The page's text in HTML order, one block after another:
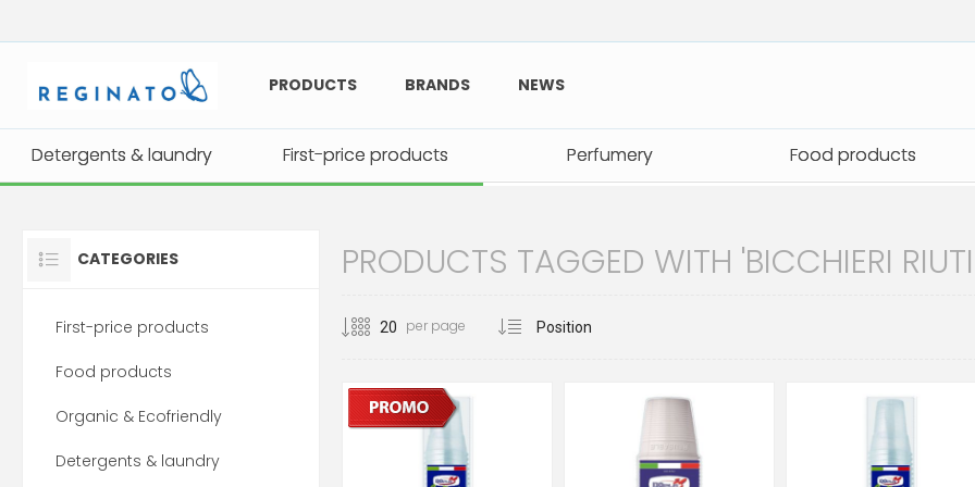
PRODUCTS BRANDS NEWS
Detergents & laundry First-price products Perfumery Food products
Detergents & laundry First-price products Perfumery Food products
PRODUCTS TAGGED WITH 'BICCHIERI
per page
CATEGORIES
First-price products
Food products
Organic & Ecofriendly
Detergents & laundry